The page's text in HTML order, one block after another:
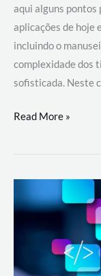
aqui alguns pontos
aplicações de hoje
incluindo o
complexidade dos
sofisticada. Neste
Por
migrar
de
a
Read More »